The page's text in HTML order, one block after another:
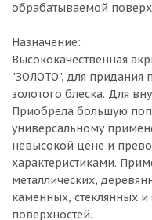
обрабатываемой
Назначение:
Высококачественная
"ЗОЛОТО", для придания
золотого блеска. Для
Приобрела большую
универсальному
невысокой цене и
характеристиками.
металлических,
каменных, стеклянных
поверхностей.